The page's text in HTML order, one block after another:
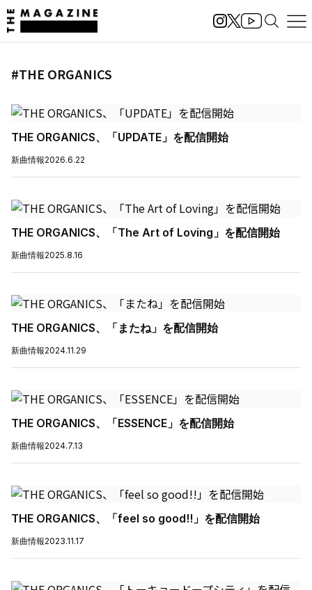
#THE ORGANICS
THE ORGANICS、「UPDATE」を配信開始
新曲情報2026.6.22
THE ORGANICS、「The Art of Loving」を配信開始
新曲情報2025.8.16
THE ORGANICS、「またね」を配信開始
新曲情報2024.11.29
THE ORGANICS、「ESSENCE」を配信開始
新曲情報2024.7.13
THE ORGANICS、「feel so good!!」を配信開始
新曲情報2023.11.17